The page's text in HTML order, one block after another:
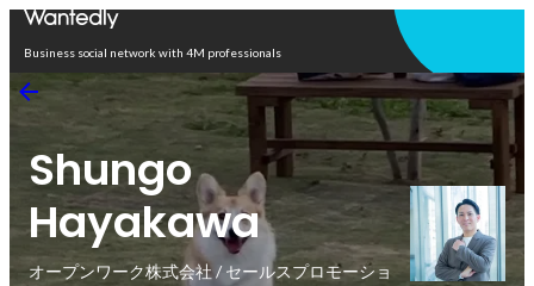
Business social network with 4M professionals
Shungo
Hayakawa
オープンワーク株式会社 / セールスプロモーショ